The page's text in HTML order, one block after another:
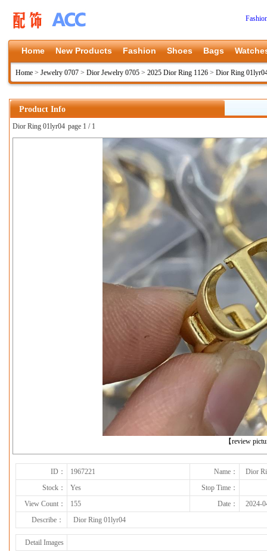
Home New Products Fashion Shoes Bags
Home > Jewelry 0707 > Dior Jewelry 0705 > 2025 Dior Ring 1126 > Dior Ring
Product Info
Dior Ring 01lyr04 page 1 / 1
【review
上一张
下一张
ID： 1967221 Name：
Dior
Stock：
Yes
Stop Time：
View Count：
155 Date：
2024-
Describe：
Dior Ring 01lyr04
Detail Images